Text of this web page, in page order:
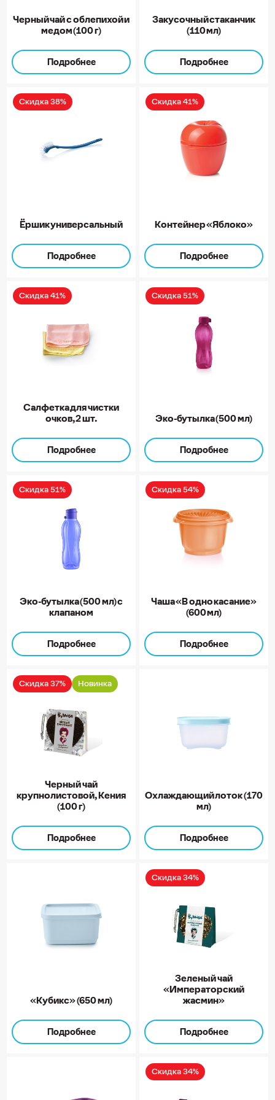
Черный чай с облепихой и
медом (100 г)
Подробнее
Закусочный стаканчик
(110 мл)
Подробнее
Скидка 38%
Ёршик универсальный
Подробнее
Скидка 41%
Контейнер «Яблоко»
Подробнее
Скидка 41%
Салфетка для чистки
очков, 2 шт.
Подробнее
Скидка 51%
Эко-бутылка (500 мл)
Подробнее
Скидка 51%
Эко-бутылка (500 мл) с
клапаном
Подробнее
Скидка 54%
Чаша «В одно касание»
(600 мл)
Подробнее
Скидка 37% Новинка
Черный чай
крупнолистовой, Кения
(100 г)
Подробнее
Охлаждающий лоток (170
мл)
Подробнее
«Кубикс» (650 мл)
Подробнее
Скидка 34%
Зеленый чай
«Императорский
жасмин»
Подробнее
Скидка 34%